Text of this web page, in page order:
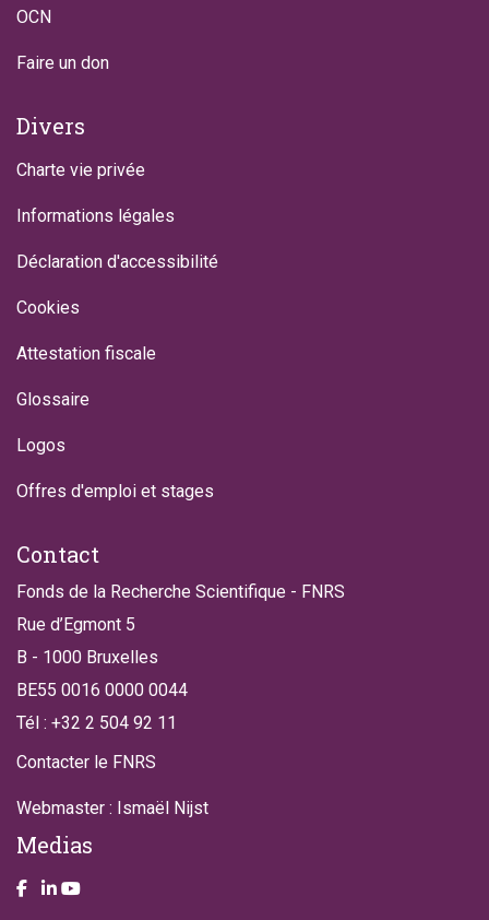
OCN
Faire un don
Divers
Charte vie privée
Informations légales
Déclaration d'accessibilité
Cookies
Attestation fiscale
Glossaire
Logos
Offres d'emploi et stages
Contact
Fonds de la Recherche Scientifique - FNRS
Rue d’Egmont 5
B - 1000 Bruxelles
BE55 0016 0000 0044
Tél : +32 2 504 92 11
Contacter le FNRS
Webmaster : Ismaël Nijst
Medias
Take a look on our facebook page
Take a look on our LinkendIn page